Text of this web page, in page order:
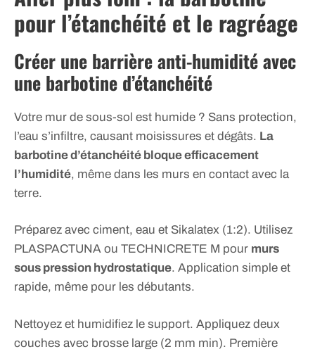
pour l’étanchéité et le ragréage
Créer une barrière anti-humidité avec
une barbotine d’étanchéité
Votre mur de sous-sol est humide ? Sans protection,
l’eau s’infiltre, causant moisissures et dégâts. La
barbotine d’étanchéité bloque efficacement
l’humidité, même dans les murs en contact avec la
terre.
Préparez avec ciment, eau et Sikalatex (1:2). Utilisez
PLASPACTUNA ou TECHNICRETE M pour murs
sous pression hydrostatique. Application simple et
rapide, même pour les débutants.
Nettoyez et humidifiez le support. Appliquez deux
couches avec brosse large (2 mm min). Première